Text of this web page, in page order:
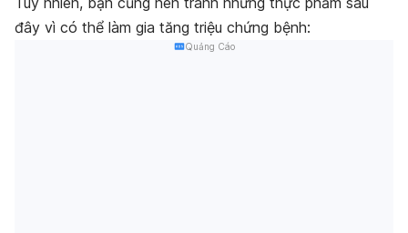
đây vì có thể làm gia tăng triệu chứng bệnh:
Quảng Cáo